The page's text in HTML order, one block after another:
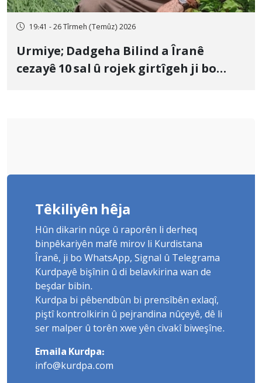
19:41 - 26 Tîrmeh (Temûz) 2026
Urmiye; Dadgeha Bilind a Îranê
cezayê 10 sal û rojek girtîgeh ji bo
Têkiliyên hêja
Hûn dikarin nûçe û raporên li derheq
binpêkariyên mafê mirov li Kurdistana
Îranê, ji bo WhatsApp, Signal û Telegrama
Kurdpayê bişînin û di belavkirina wan de
beşdar bibin.
Kurdpa bi pêbendbûn bi prensîbên exlaqî,
piştî kontrolkirin û pejrandina nûçeyê, dê li
ser malper û torên xwe yên civakî biweşîne.
Emaila Kurdpa:
info@kurdpa.com